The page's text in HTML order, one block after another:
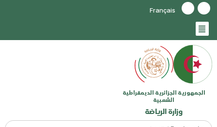
Français
الجمهورية الجزائرية الديمقراطية
الشعبية
وزارة الرياضة
Search